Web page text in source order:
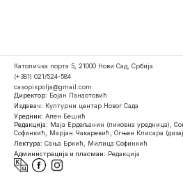
Католичка порта 5, 21000 Нови Сад, Србија
(+381) 021/524-584
casopispolja@gmail.com
Директор: Бојан Панаотовић
Издавач: Културни центар Новог Сада
Уредник: Ален Бешић
Редакција: Маја Ердељанин (ликовна уредница),
Софинкић, Марјан Чакаревић, Огњен Клисара
Лектура: Сања Бркић, Милица Софинкић
Администрација и пласман: Редакција